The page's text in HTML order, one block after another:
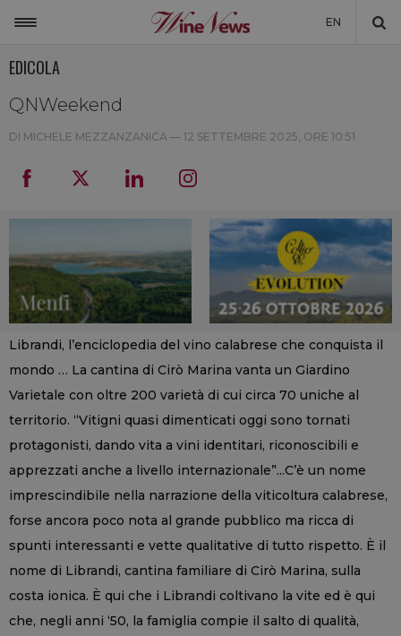
EN
NON SOLO VINO
NEWSLETTER
DICONO DI NOI
WINENEWS TV
EDICOLA
QNWeekend
DI MICHELE MEZZANZANICA — 12 SETTEMBRE 2025, ORE 10:51
Librandi, l’enciclopedia del vino calabrese che conquista il
mondo … La cantina di Cirò Marina vanta un Giardino
Varietale con oltre 200 varietà di cui circa 70 uniche al
territorio. “Vitigni quasi dimenticati oggi sono tornati
protagonisti, dando vita a vini identitari, riconoscibili e
apprezzati anche a livello internazionale”...C’è un nome
imprescindibile nella narrazione della viticoltura calabrese,
forse ancora poco nota al grande pubblico ma ricca di
spunti interessanti e vette qualitative di tutto rispetto. È il
nome di Librandi, cantina familiare di Cirò Marina, sulla
costa ionica. È qui che i Librandi coltivano la vite ed è qui
che, negli anni ‘50, la famiglia compie il salto di qualità,